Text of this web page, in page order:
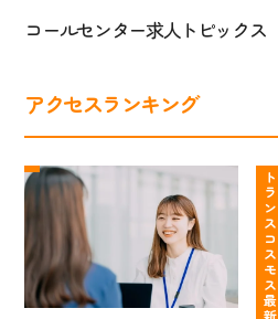
コールセンター求人トピックス
アクセスランキング
ラ
コ
ス
モ
ス
ト
ラ
ン
ス
コ
ス
モ
ス
最
新
ー
ル
セ
ン
タ
ー
は